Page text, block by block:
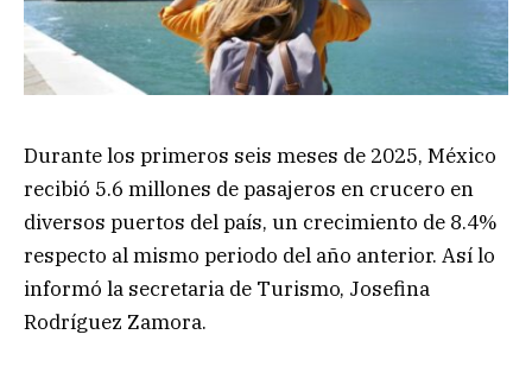
Durante los primeros seis meses de 2025, México
recibió 5.6 millones de pasajeros en crucero en
diversos puertos del país, un crecimiento de 8.4%
respecto al mismo periodo del año anterior. Así lo
informó la secretaria de Turismo, Josefina
Rodríguez Zamora.